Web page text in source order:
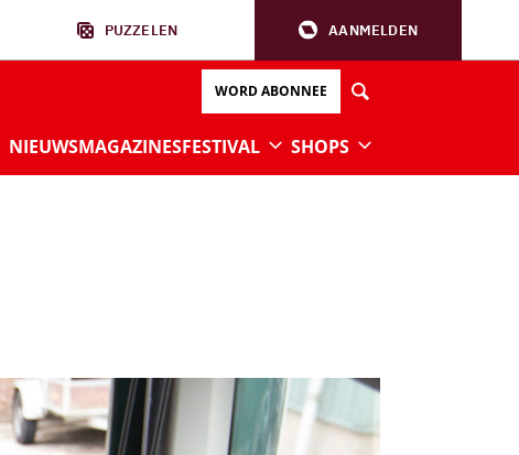
PUZZELEN AANMELDEN
WORD ABONNEE
NIEUWSMAGAZINESFESTIVAL SHOPS